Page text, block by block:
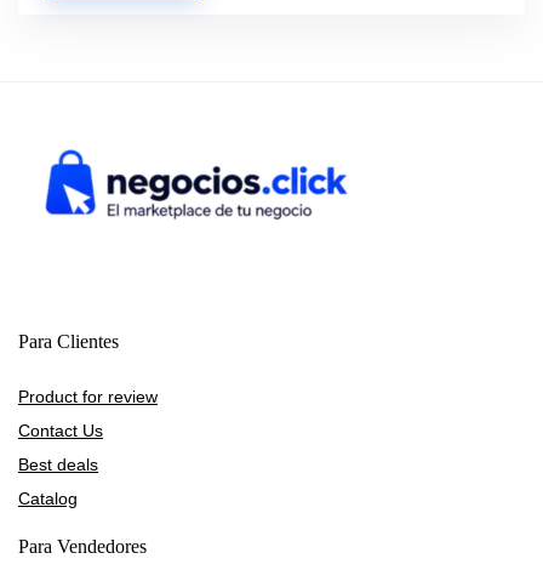
Para Clientes
Product for review
Contact Us
Best deals
Catalog
Para Vendedores